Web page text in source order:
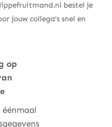
bestel je
jouw collega’s snel en
op
éénmaal